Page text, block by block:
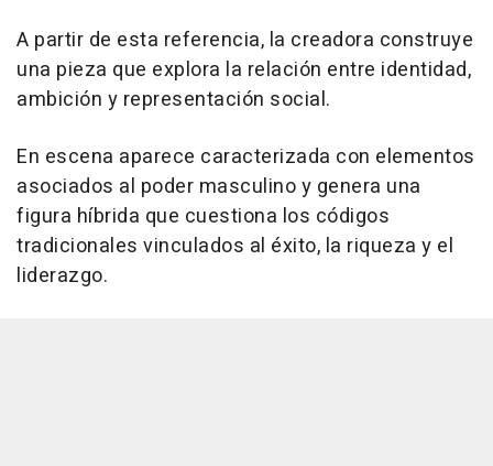
A partir de esta referencia, la creadora construye
una pieza que explora la relación entre identidad,
ambición y representación social.
En escena aparece caracterizada con elementos
asociados al poder masculino y genera una
figura híbrida que cuestiona los códigos
tradicionales vinculados al éxito, la riqueza y el
liderazgo.